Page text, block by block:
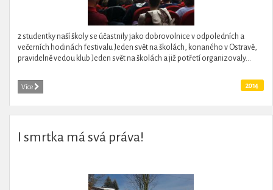
2 studentky naší školy se účastnily jako dobrovolnice v odpoledních a
večerních hodinách festivalu Jeden svět na školách, konaného v Ostravě,
pravidelně vedou klub Jeden svět na školách a již potřetí organizovaly...
Více 2014
I smrtka má svá práva!